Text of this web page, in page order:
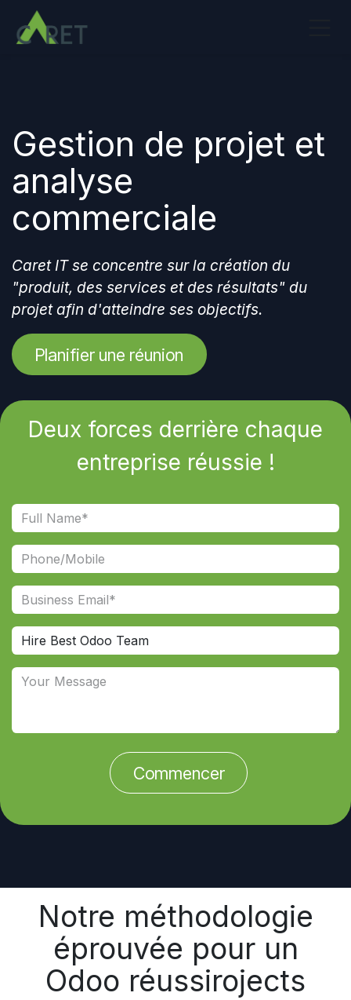
Se rendre au contenu
Gestion de projet et
analyse
commerciale
Caret IT se concentre sur la création du
"produit, des services et des résultats" du
projet afin d'atteindre ses objectifs.
Planifier une réunion
Deux forces derrière chaque
entreprise réussie !
Commencer
Notre méthodologie
éprouvée pour un
Odoo réussirojects